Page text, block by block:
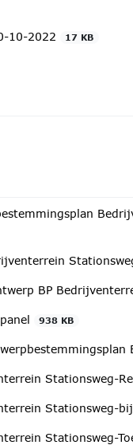
10-2022
17 KB
BP
938 KB
Stationsweg-
Stationsweg-
Stationsweg-